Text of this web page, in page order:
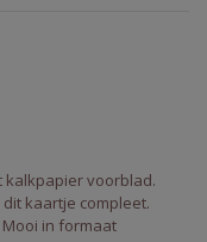
kalkpapier voorblad.
kaartje compleet.
in formaat